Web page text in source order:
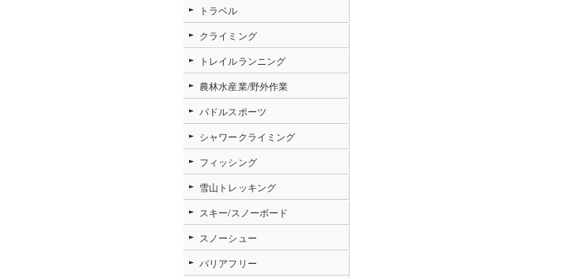
トラベル
クライミング
トレイルランニング
農林水産業/野外作業
パドルスポーツ
シャワークライミング
フィッシング
雪山トレッキング
スキー/スノーボード
スノーシュー
バリアフリー